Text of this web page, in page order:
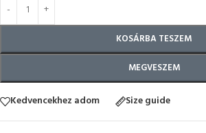
KOSÁRBA TESZEM
MEGVESZEM
Kedvencekhez adom Size guide